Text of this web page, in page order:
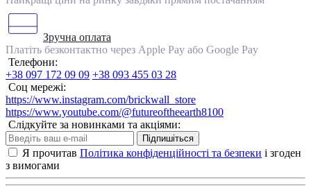
Зручна оплата
Платіть безконтактно через Apple Pay або Google Pay
Телефони:
+38 097 172 09 09 +38 093 455 03 28
Соц мережі:
https://www.instagram.com/brickwall_store
https://www.youtube.com/@futureoftheearth8100
Слідкуйте за новинками та акціями:
Підпишіться
Я прочитав Політика конфіденційності та безпеки і згоден
з вимогами